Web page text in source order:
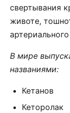
свертывания
животе,
В мире
названиями:
Кетанов
Кеторолак